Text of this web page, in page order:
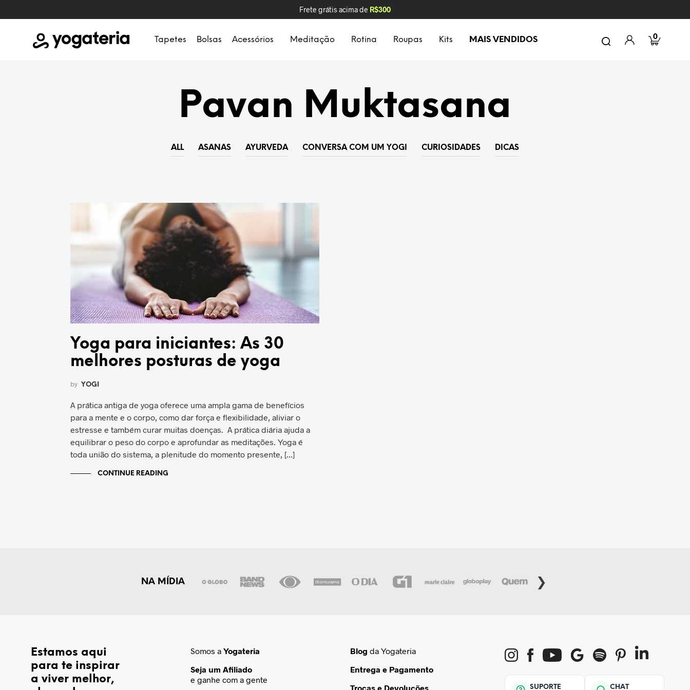
Frete grátis acima de R$300
0
Tapetes Bolsas Acessórios Meditação Rotina Roupas Kits MAIS VENDIDOS
Pavan Muktasana
ALL ASANAS AYURVEDA CONVERSA COM UM YOGI CURIOSIDADES DICAS
Yoga para iniciantes: As 30
melhores posturas de yoga
by YOGI
A prática antiga de yoga oferece uma ampla gama de benefícios
para a mente e o corpo, como dar força e flexibilidade, aliviar o
estresse e também curar muitas doenças. A prática diária ajuda a
equilibrar o peso do corpo e aprofundar as meditações. Yoga é
toda união do sistema, a plenitude do momento presente, [...]
CONTINUE READING
NA MÍDIA
Estamos aqui
para te inspirar
a viver melhor,
Somos a Yogateria
Seja um Afiliado
e ganhe com a gente
Blog da Yogateria
Entrega e Pagamento
Trocas e Devoluções
SUPORTE CHAT